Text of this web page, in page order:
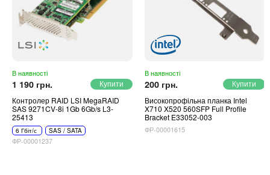
В наявності
1 190 грн.
Контролер RAID LSI MegaRAID
SAS 9271CV-8i 1Gb 6Gb/s L3-
25413
6 Гбіт/с SAS / SATA
ФР-00001237
В наявності
200 грн.
Високопрофільна планка Intel
X710 X520 560SFP Full Profile
Bracket E33052-003
ФР-00001615